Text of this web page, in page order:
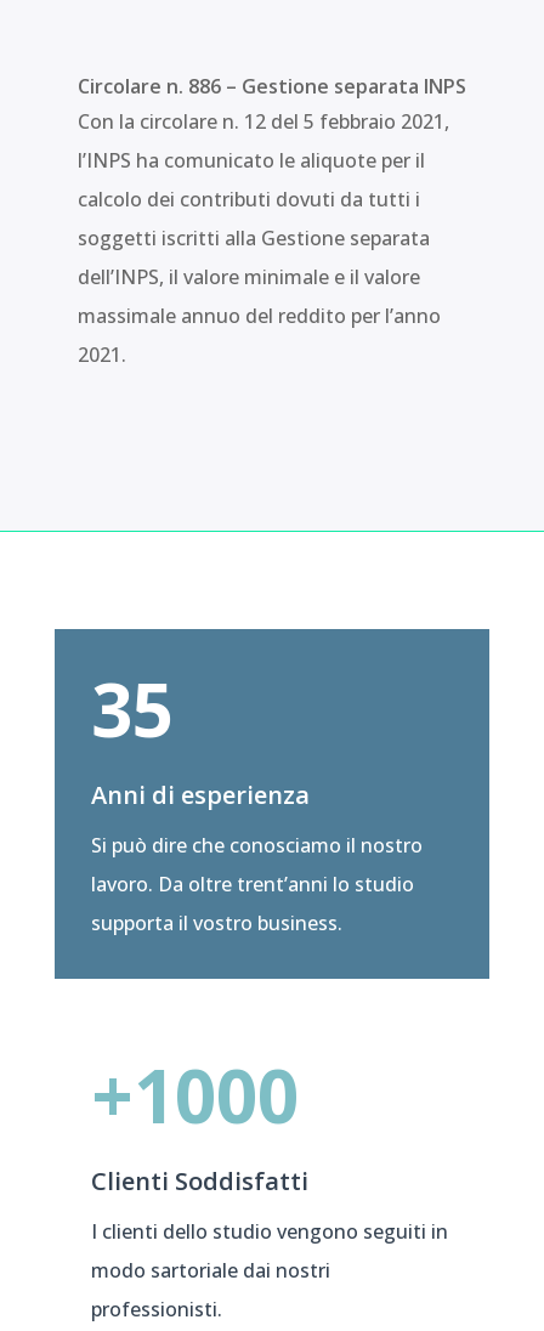
Circolare n. 886 – Gestione separata INPS
Con la circolare n. 12 del 5 febbraio 2021,
l’INPS ha comunicato le aliquote per il
calcolo dei contributi dovuti da tutti i
soggetti iscritti alla Gestione separata
dell’INPS, il valore minimale e il valore
massimale annuo del reddito per l’anno
2021.
35
Anni di esperienza
Si può dire che conosciamo il nostro
lavoro. Da oltre trent’anni lo studio
supporta il vostro business.
+1000
Clienti Soddisfatti
I clienti dello studio vengono seguiti in
modo sartoriale dai nostri
professionisti.